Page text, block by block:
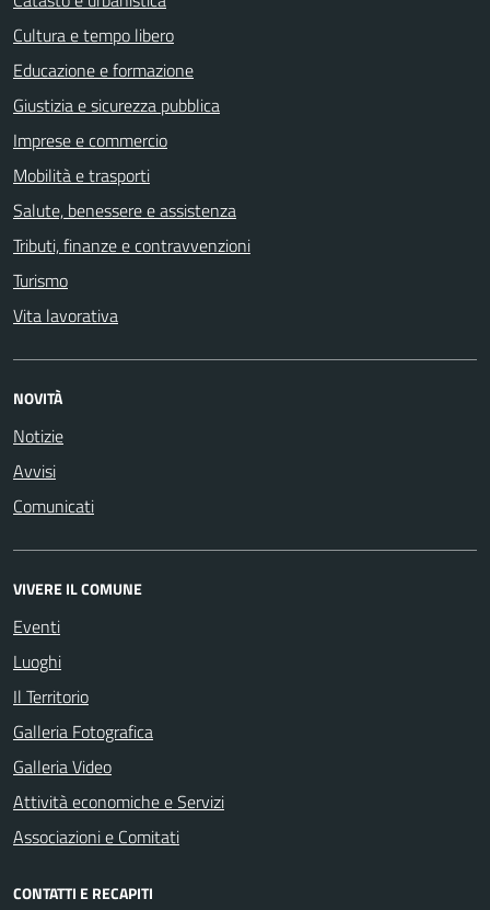
Cultura e tempo libero
Educazione e formazione
Giustizia e sicurezza pubblica
Imprese e commercio
Mobilità e trasporti
Salute, benessere e assistenza
Tributi, finanze e contravvenzioni
Turismo
Vita lavorativa
NOVITÀ
Notizie
Avvisi
Comunicati
VIVERE IL COMUNE
Eventi
Luoghi
Il Territorio
Galleria Fotografica
Galleria Video
Attività economiche e Servizi
Associazioni e Comitati
CONTATTI E RECAPITI